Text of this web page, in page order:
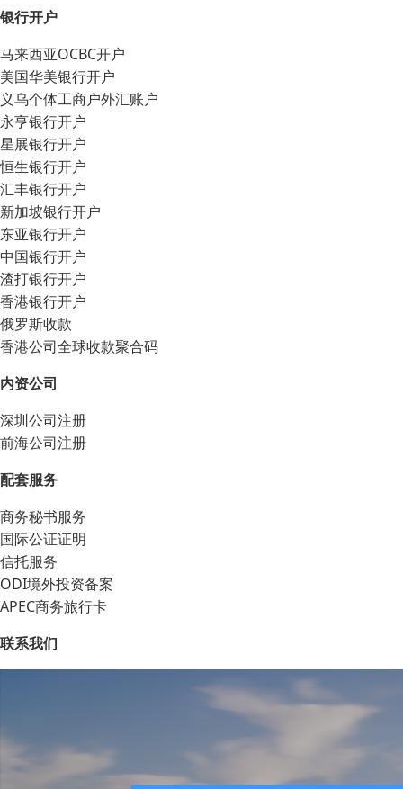
银行开户
马来西亚OCBC开户
美国华美银行开户
义乌个体工商户外汇账户
永亨银行开户
星展银行开户
恒生银行开户
汇丰银行开户
新加坡银行开户
东亚银行开户
中国银行开户
渣打银行开户
香港银行开户
俄罗斯收款
香港公司全球收款聚合码
内资公司
深圳公司注册
前海公司注册
配套服务
商务秘书服务
国际公证证明
信托服务
ODI境外投资备案
APEC商务旅行卡
联系我们